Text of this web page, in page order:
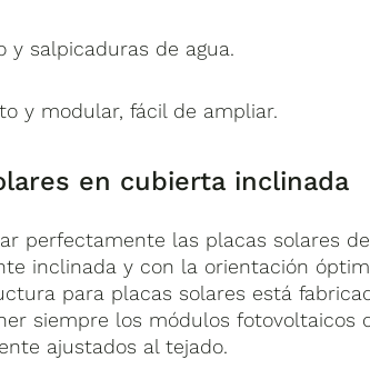
y salpicaduras de agua.
y modular, fácil de ampliar.
en cubierta inclinada
perfectamente las placas solares
inclinada y con la orientación
para placas solares está
siempre los módulos fotovoltaicos
ajustados al tejado.